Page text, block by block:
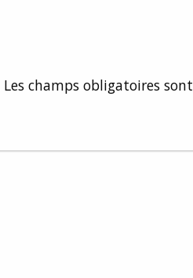
Les champs obligatoires sont